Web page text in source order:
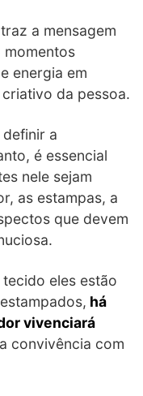
a mensagem
momentos
energia em
da pessoa.
a
é essencial
nele sejam
as estampas, a
que devem
eles estão
há
vivenciará
convivência com